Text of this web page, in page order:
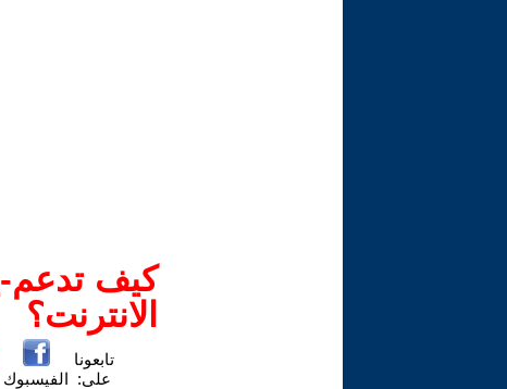
كيف تدعم-
الانترنت؟
تابعونا
على: الفيسبوك